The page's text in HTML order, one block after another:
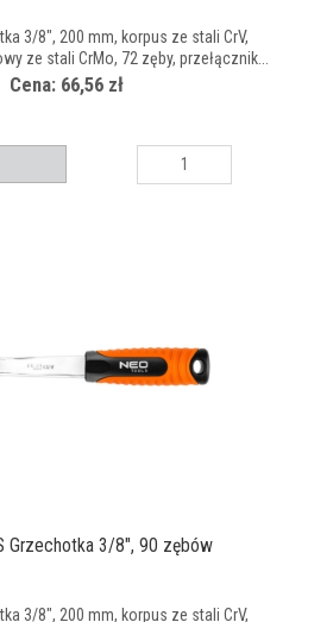
3/8", 200 mm, korpus ze stali CrV,
ze stali CrMo, 72 zęby, przełącznik...
Cena: 66,56 zł
Grzechotka 3/8", 90 zębów
3/8", 200 mm, korpus ze stali CrV,